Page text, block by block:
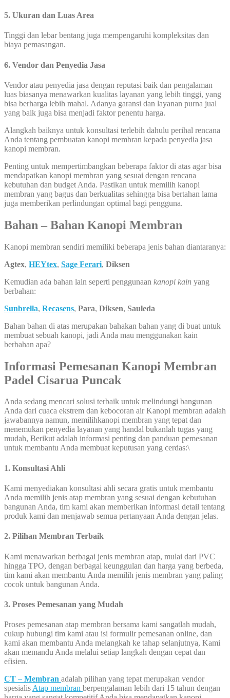
5. Ukuran dan Luas Area
Tinggi dan lebar bentang juga mempengaruhi kompleksitas dan
biaya pemasangan.
6. Vendor dan Penyedia Jasa
Vendor atau penyedia jasa dengan reputasi baik dan pengalaman
luas biasanya menawarkan kualitas layanan yang lebih tinggi, yang
bisa berharga lebih mahal. Adanya garansi dan layanan purna jual
yang baik juga bisa menjadi faktor penentu harga.
Alangkah baiknya untuk konsultasi terlebih dahulu perihal rencana
Anda tentang pembuatan kanopi membran kepada penyedia jasa
kanopi membran.
Penting untuk mempertimbangkan beberapa faktor di atas agar bisa
mendapatkan kanopi membran yang sesuai dengan rencana
kebutuhan dan budget Anda. Pastikan untuk memilih kanopi
membran yang bagus dan berkualitas sehingga bisa bertahan lama
juga memberikan perlindungan optimal bagi pengguna.
Bahan – Bahan Kanopi Membran
Kanopi membran sendiri memiliki beberapa jenis bahan diantaranya:
Agtex, HEYtex, Sage Ferari, Diksen
Kemudian ada bahan lain seperti penggunaan kanopi kain yang
berbahan:
Sunbrella, Recasens, Para, Diksen, Sauleda
Bahan bahan di atas merupakan bahakan bahan yang di buat untuk
membuat sebuah kanopi, jadi Anda mau menggunakan kain
berbahan apa?
Informasi Pemesanan Kanopi Membran
Padel Cisarua Puncak
Anda sedang mencari solusi terbaik untuk melindungi bangunan
Anda dari cuaca ekstrem dan kebocoran air Kanopi membran adalah
jawabannya namun, memilihkanopi membran yang tepat dan
menemukan penyedia layanan yang handal bukanlah tugas yang
mudah, Berikut adalah informasi penting dan panduan pemesanan
untuk membantu Anda membuat keputusan yang cerdas:\
1. Konsultasi Ahli
Kami menyediakan konsultasi ahli secara gratis untuk membantu
Anda memilih jenis atap membran yang sesuai dengan kebutuhan
bangunan Anda, tim kami akan memberikan informasi detail tentang
produk kami dan menjawab semua pertanyaan Anda dengan jelas.
2. Pilihan Membran Terbaik
Kami menawarkan berbagai jenis membran atap, mulai dari PVC
hingga TPO, dengan berbagai keunggulan dan harga yang berbeda,
tim kami akan membantu Anda memilih jenis membran yang paling
cocok untuk bangunan Anda.
3. Proses Pemesanan yang Mudah
Proses pemesanan atap membran bersama kami sangatlah mudah,
cukup hubungi tim kami atau isi formulir pemesanan online, dan
kami akan membantu Anda melangkah ke tahap selanjutnya, Kami
akan memandu Anda melalui setiap langkah dengan cepat dan
efisien.
CT – Membran adalah pilihan yang tepat merupakan vendor
spesialis Atap membran berpengalaman lebih dari 15 tahun dengan